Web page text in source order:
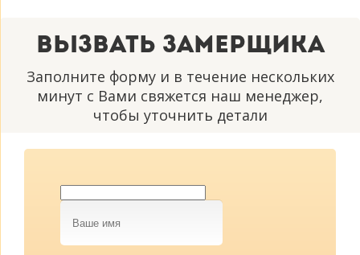
Вызвать замерщика
Заполните форму и в течение нескольких
минут с Вами свяжется наш менеджер,
чтобы уточнить детали
Ваше
имя